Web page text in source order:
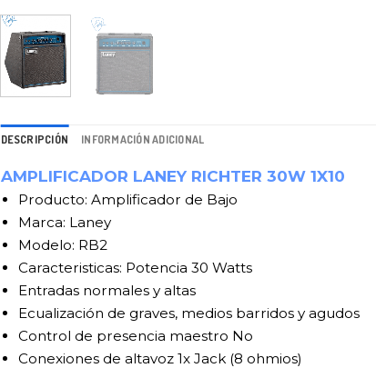
DESCRIPCIÓN INFORMACIÓN ADICIONAL
AMPLIFICADOR LANEY RICHTER 30W 1X10
Producto: Amplificador de Bajo
Marca: Laney
Modelo: RB2
Caracteristicas: Potencia 30 Watts
Entradas normales y altas
Ecualización de graves, medios barridos y agudos
Control de presencia maestro No
Conexiones de altavoz 1x Jack (8 ohmios)